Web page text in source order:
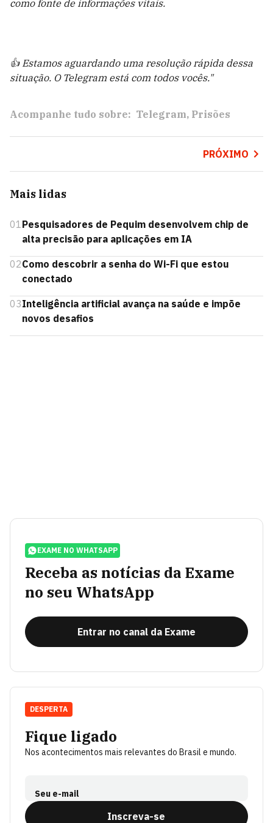
como fonte de informações vitais.
👍 Estamos aguardando uma resolução rápida dessa
situação. O Telegram está com todos vocês."
Acompanhe tudo sobre: Telegram Prisões
PRÓXIMO
Mais lidas
01Pesquisadores de Pequim desenvolvem chip de
alta precisão para aplicações em IA
02Como descobrir a senha do Wi-Fi que estou
conectado
03Inteligência artificial avança na saúde e impõe
novos desafios
EXAME NO WHATSAPP
Receba as notícias da Exame
no seu WhatsApp
Entrar no canal da Exame
Fique ligado
Nos acontecimentos mais relevantes do Brasil e mundo.
Seu e-mail
Inscreva-se
DESPERTA